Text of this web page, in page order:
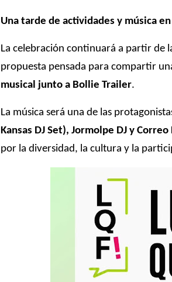
Una tarde de actividades y música
La celebración continuará a partir de
propuesta pensada para compartir
musical junto a Bollie Trailer.
La música será una de las
Kansas DJ Set), Jormolpe DJ y Correo
por la diversidad, la cultura y la